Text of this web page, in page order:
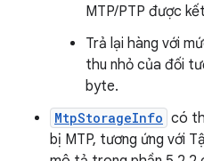
MTP/PTP được
Trả lại hàng với
thu nhỏ của đối
byte.
MtpStorageInfo có
bị MTP, tương ứng với